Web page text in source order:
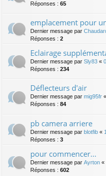
Réponses : 65
emplacement pour
Dernier message par
Réponses : 2
Eclairage
Dernier message par Sly83 «
Réponses : 234
Déflecteurs d'air
Dernier message par mig95fr «
Réponses : 84
pb camera arriere
Dernier message par blotfib «
Réponses : 3
pour commencer...
Dernier message par Ayrton «
Réponses : 602